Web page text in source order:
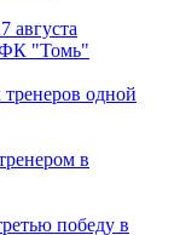
августа
ФК "Томь"
тренеров одной
в
победу в